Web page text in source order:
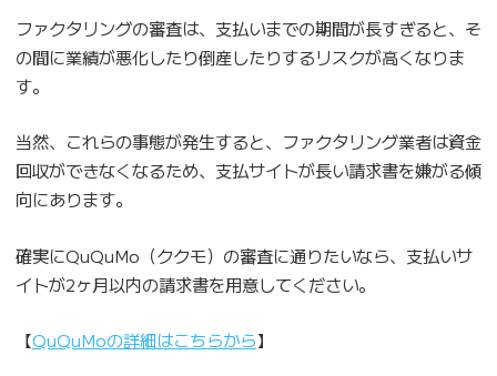
ファクタリングの審査は、支払いまでの期間が長すぎると、そ
の間に業績が悪化したり倒産したりするリスクが高くなりま
す。
当然、これらの事態が発生すると、ファクタリング業者は資金
回収ができなくなるため、支払サイトが長い請求書を嫌がる傾
向にあります。
確実にQuQuMo（ククモ）の審査に通りたいなら、支払いサ
イトが2ヶ月以内の請求書を用意してください。
【QuQuMoの詳細はこちらから】